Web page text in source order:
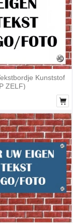
Kunststof
ZELF)
